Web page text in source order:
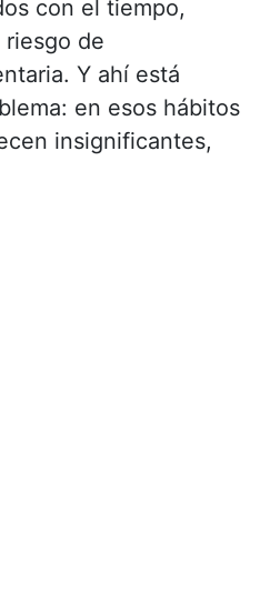
con el tiempo,
de
Y ahí está
en esos hábitos
insignificantes,